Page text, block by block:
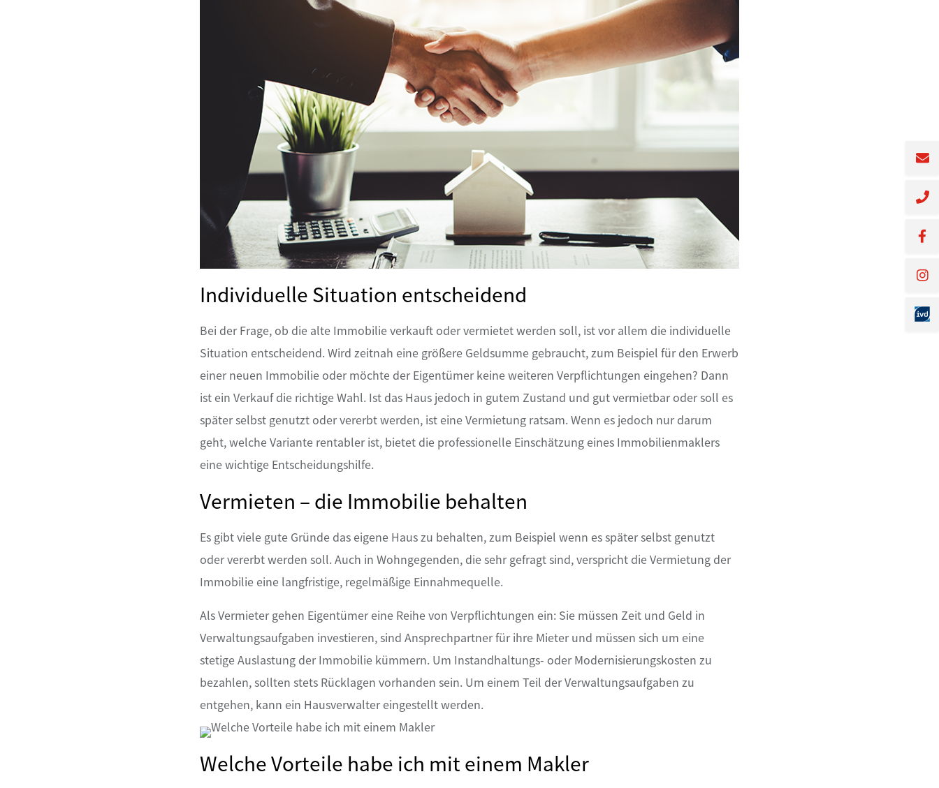
Individuelle Situation entscheidend
Bei der Frage, ob die alte Immobilie verkauft oder vermietet werden soll, ist vor allem die individuelle
Situation entscheidend. Wird zeitnah eine größere Geldsumme gebraucht, zum Beispiel für den Erwerb
einer neuen Immobilie oder möchte der Eigentümer keine weiteren Verpflichtungen eingehen? Dann
ist ein Verkauf die richtige Wahl. Ist das Haus jedoch in gutem Zustand und gut vermietbar oder soll es
später selbst genutzt oder vererbt werden, ist eine Vermietung ratsam. Wenn es jedoch nur darum
geht, welche Variante rentabler ist, bietet die professionelle Einschätzung eines Immobilienmaklers
eine wichtige Entscheidungshilfe.
Vermieten – die Immobilie behalten
Es gibt viele gute Gründe das eigene Haus zu behalten, zum Beispiel wenn es später selbst genutzt
oder vererbt werden soll. Auch in Wohngegenden, die sehr gefragt sind, verspricht die Vermietung der
Immobilie eine langfristige, regelmäßige Einnahmequelle.
Als Vermieter gehen Eigentümer eine Reihe von Verpflichtungen ein: Sie müssen Zeit und Geld in
Verwaltungsaufgaben investieren, sind Ansprechpartner für ihre Mieter und müssen sich um eine
stetige Auslastung der Immobilie kümmern. Um Instandhaltungs- oder Modernisierungskosten zu
bezahlen, sollten stets Rücklagen vorhanden sein. Um einem Teil der Verwaltungsaufgaben zu
entgehen, kann ein Hausverwalter eingestellt werden.
Welche Vorteile habe ich mit einem Makler